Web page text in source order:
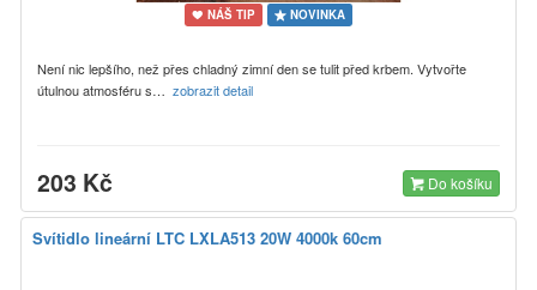
NÁŠ TIP NOVINKA
Není nic lepšího, než přes chladný zimní den se tulit před krbem. Vytvořte
útulnou atmosféru s… zobrazit detail
203 Kč Do košíku
Svítidlo lineární LTC LXLA513 20W 4000k 60cm